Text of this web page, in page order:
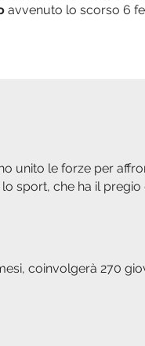
avvenuto lo scorso 6
unito le forze per
sport, che ha il
coinvolgerà 270